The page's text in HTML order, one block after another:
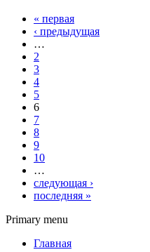
« первая
‹ предыдущая
…
2
3
4
5
6
7
8
9
10
…
следующая ›
последняя »
Primary menu
Главная